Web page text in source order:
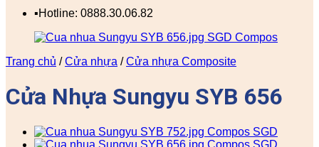
▪️Hotline: 0888.30.06.82
Trang chủ / Cửa nhựa / Cửa nhựa Composite
Cửa Nhựa Sungyu SYB 656